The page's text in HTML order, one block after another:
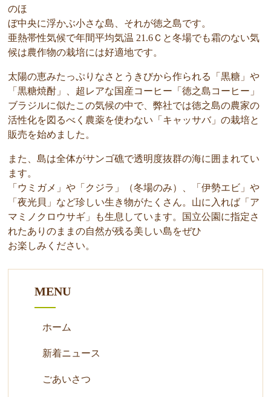
のほ
ぼ中央に浮かぶ小さな島、それが徳之島です。
亜熱帯性気候で年間平均気温 21.6Ｃと冬場でも霜のない気
候は農作物の栽培には好適地です。
太陽の恵みたっぷりなさとうきびから作られる「黒糖」や
「黒糖焼酎」、超レアな国産コーヒー「徳之島コーヒー」
ブラジルに似たこの気候の中で、弊社では徳之島の農家の
活性化を図るべく農薬を使わない「キャッサバ」の栽培と
販売を始めました。
また、島は全体がサンゴ礁で透明度抜群の海に囲まれてい
ます。
「ウミガメ」や「クジラ」（冬場のみ）、「伊勢エビ」や
「夜光貝」など珍しい生き物がたくさん。山に入れば「ア
マミノクロウサギ」も生息しています。国立公園に指定さ
れたありのままの自然が残る美しい島をぜひ
お楽しみください。
MENU
ホーム
新着ニュース
ごあいさつ